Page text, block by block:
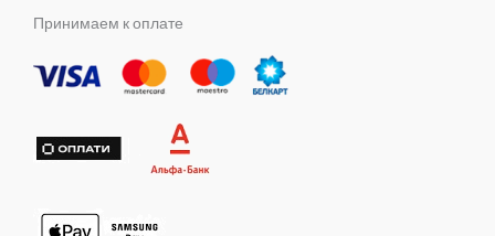
n
i
k
e
t
a
p
e
m
Принимаем к оплате